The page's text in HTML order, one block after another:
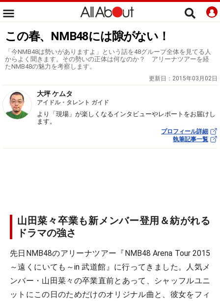
この春、NMB48には隙がない！
「今NMB48は勢いがありますよ」という話を48グループ全体を見てる人
からよく聞きます。その勢いの正体は何なのか？ アリーナツアーを経
たNMB48の魅力を考察します。
更新日： 2015年03月02日
大坪 ケムタ
アイドル・タレント ガイド
より「現場」が楽しくなるインタビューやレポートをお届けし
ます。
プロフィール詳細
執筆記事一覧
山田菜々卒業も新メンバー登用＆紡がれる
ドラマの強さ
先日NMB48のアリーナツアー『NMB48 Arena Tour 2015
～遠くにいても～in 武道館』に行ってきました。人気メ
ンバー・山田菜々の卒業直前とあって、シャッフルユニ
ットにこの日のためだけのオリジナル曲と、彼女をフィ